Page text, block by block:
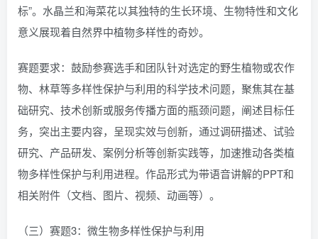
标”。水晶兰和海菜花以其独特的生长环境、生物特性和文化
意义展现着自然界中植物多样性的奇妙。
赛题要求：鼓励参赛选手和团队针对选定的野生植物或农作
物、林草等多样性保护与利用的科学技术问题，聚焦其在基
础研究、技术创新或服务传播方面的瓶颈问题，阐述目标任
务，突出主要内容，呈现实效与创新，通过调研描述、试验
研究、产品研发、案例分析等创新实践等，加速推动各类植
物多样性保护与利用进程。作品形式为带语音讲解的PPT和
相关附件（文档、图片、视频、动画等）。
（三）赛题3：微生物多样性保护与利用